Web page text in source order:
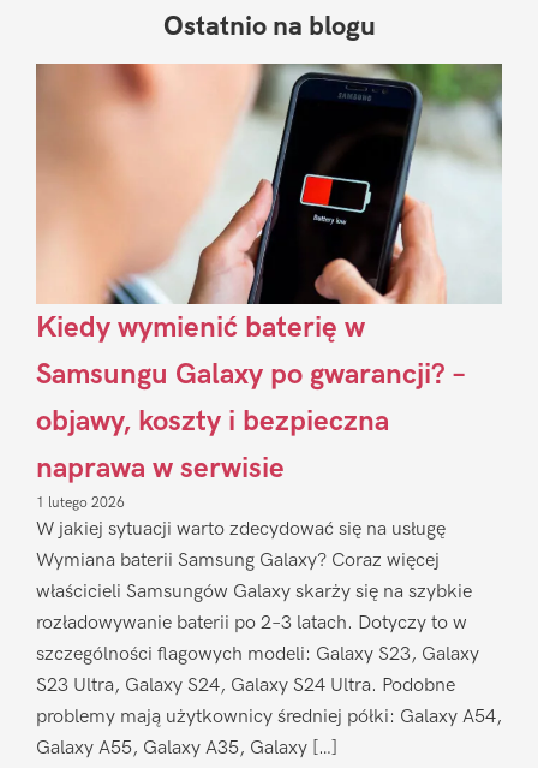
Sidebar
Ostatnio na blogu
Kiedy wymienić baterię w
Samsungu Galaxy po gwarancji? –
objawy, koszty i bezpieczna
naprawa w serwisie
1 lutego 2026
W jakiej sytuacji warto zdecydować się na usługę
Wymiana baterii Samsung Galaxy? Coraz więcej
właścicieli Samsungów Galaxy skarży się na szybkie
rozładowywanie baterii po 2–3 latach. Dotyczy to w
szczególności flagowych modeli: Galaxy S23, Galaxy
S23 Ultra, Galaxy S24, Galaxy S24 Ultra. Podobne
problemy mają użytkownicy średniej półki: Galaxy A54,
Galaxy A55, Galaxy A35, Galaxy […]